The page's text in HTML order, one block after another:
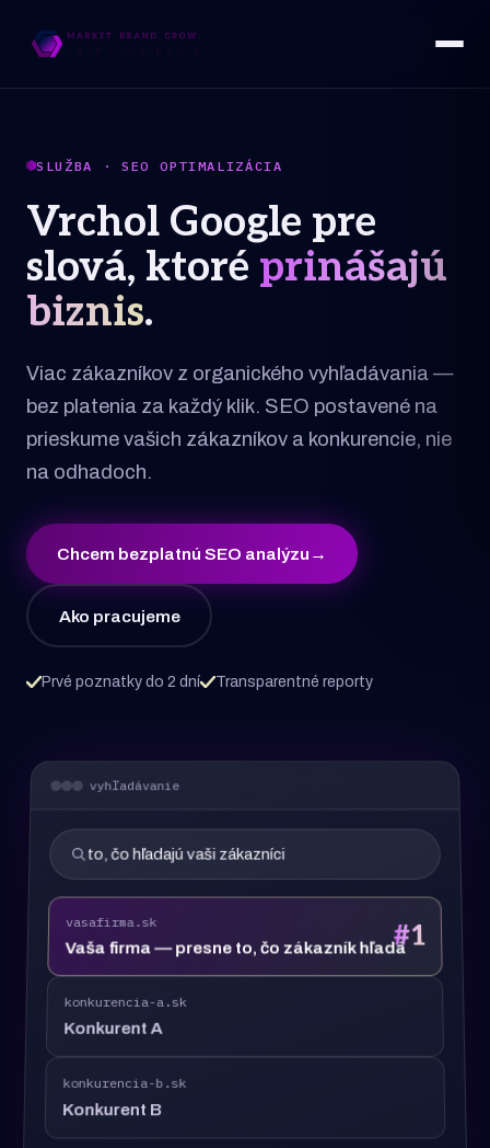
SLUŽBA · SEO OPTIMALIZÁCIA
Vrchol Google pre
slová, ktoré prinášajú
biznis.
Viac zákazníkov z organického vyhľadávania —
bez platenia za každý klik. SEO postavené na
prieskume vašich zákazníkov a konkurencie, nie
na odhadoch.
Chcem bezplatnú SEO analýzu →
Ako pracujeme
Prvé poznatky do 2 dní Transparentné reporty
vyhľadávanie
to, čo hľadajú vaši zákazníci
vasafirma.sk
Vaša firma — presne to, čo zákazník hľadá#1
konkurencia-a.sk
Konkurent A
konkurencia-b.sk
Konkurent B